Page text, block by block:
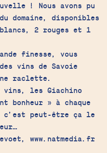
! Nous avons pu
domaine, disponibles
2 rouges et 1
finesse, vous
vins de Savoie
raclette.
vins, les Giachino
» à chaque
c’est peut-être ça le
www.natmedia.fr